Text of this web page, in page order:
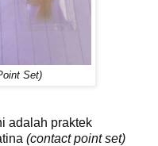
Set)
adalah praktek
(contact point set)